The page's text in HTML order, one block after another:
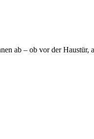
ab – ob vor der Haustür,